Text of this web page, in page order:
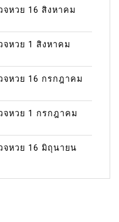
หวย 16 สิงหาคม
หวย 1 สิงหาคม
จหวย 16 กรกฎาคม
จหวย 1 กรกฎาคม
จหวย 16 มิถุนายน